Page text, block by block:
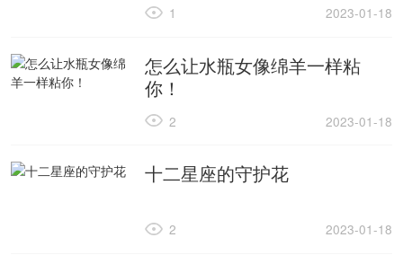
2023-01-18
1
怎么让水瓶女像绵羊一样粘
你！
2023-01-18
2
十二星座的守护花
2023-01-18
2